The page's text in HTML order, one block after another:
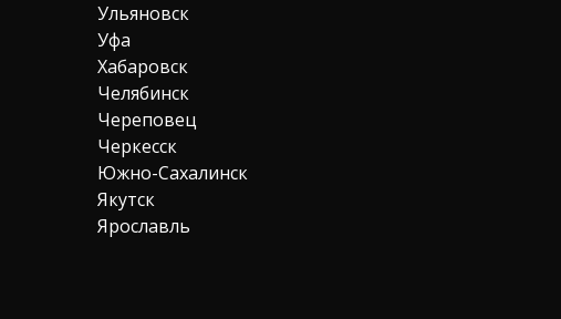
Ульяновск
Уфа
Хабаровск
Челябинск
Череповец
Черкесск
Южно-Сахалинск
Якутск
Ярославль